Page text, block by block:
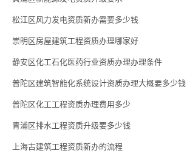
松江区风力发电资质新办需要多少钱
崇明区房屋建筑工程资质办理哪家好
静安区化工石化医药行业资质办理办理条件
普陀区建筑智能化系统设计资质办理大概要多少钱
普陀区化工工程资质办理费用多少
青浦区排水工程资质升级要多少钱
上海古建筑工程资质新办的流程